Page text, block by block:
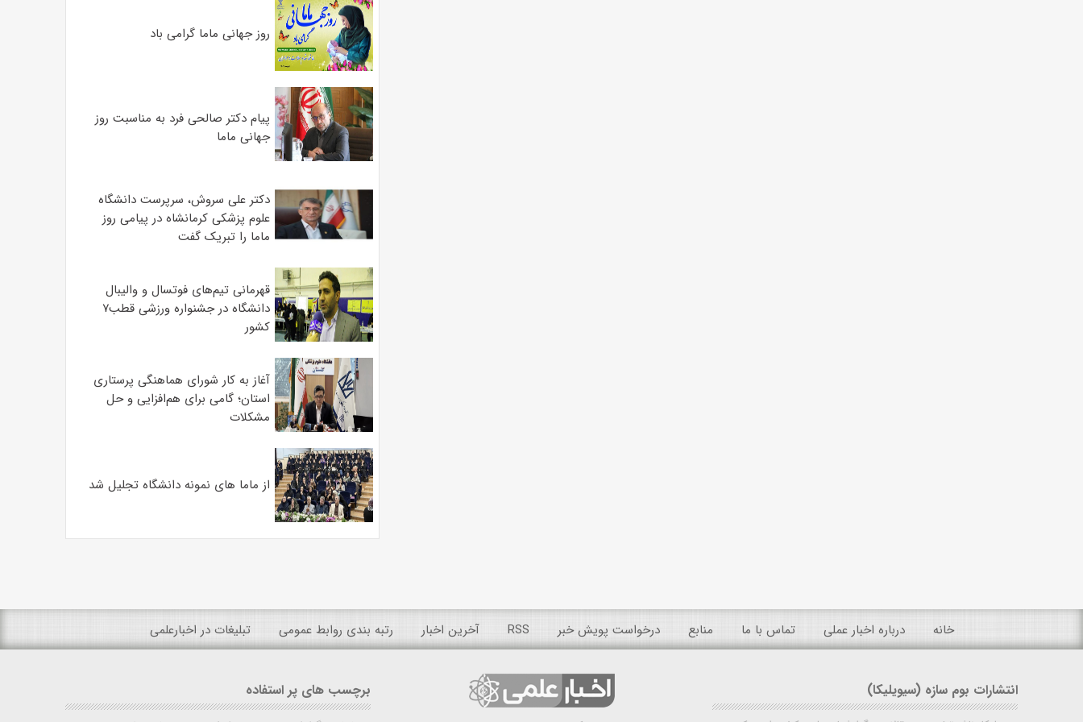
روز جهانی ماما گرامی باد
پیام دکتر صالحی فرد به مناسبت روز
جهانی ماما
دکتر علی سروش، سرپرست دانشگاه
علوم پزشکی کرمانشاه در پیامی روز
ماما را تبریک گفت
قهرمانی تیم‌های فوتسال و والیبال
دانشگاه در جشنواره ورزشی قطب۷
کشور
آغاز به کار شورای هماهنگی پرستاری
استان؛ گامی برای هم‌افزایی و حل
مشکلات
از ماما های نمونه دانشگاه تجلیل شد
خانه درباره اخبار عملی تماس با ما منابع درخواست پویش خبر RSS آخرین اخبار رتبه بندی روابط عمومی تبلیغات در اخبارعلمی
انتشارات بوم سازه (سیویلیکا) برچسب های پر استفاده